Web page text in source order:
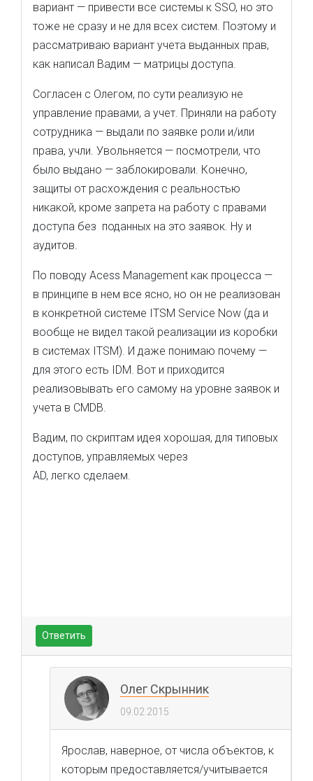
вариант — привести все системы к SSO, но это
тоже не сразу и не для всех систем. Поэтому и
рассматриваю вариант учета выданных прав,
как написал Вадим — матрицы доступа.
Согласен с Олегом, по сути реализую не
управление правами, а учет. Приняли на работу
сотрудника — выдали по заявке роли и/или
права, учли. Увольняется — посмотрели, что
было выдано — заблокировали. Конечно,
защиты от расхождения с реальностью
никакой, кроме запрета на работу с правами
доступа без поданных на это заявок. Ну и
аудитов.
По поводу Acess Management как процесса —
в принципе в нем все ясно, но он не реализован
в конкретной системе ITSM Service Now (да и
вообще не видел такой реализации из коробки
в системах ITSM). И даже понимаю почему —
для этого есть IDM. Вот и приходится
реализовывать его самому на уровне заявок и
учета в CMDB.
Вадим, по скриптам идея хорошая, для типовых
доступов, управляемых через
AD, легко сделаем.
Ответить
Олег Скрынник
09.02.2015
Ярослав, наверное, от числа объектов, к
которым предоставляется/учитывается